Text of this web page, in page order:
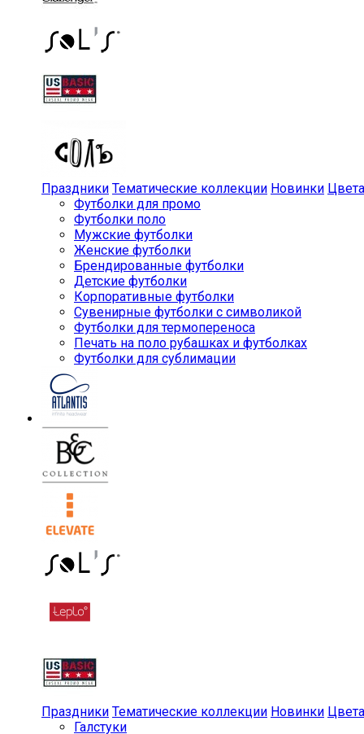
Праздники Тематические коллекции Новинки Цвета
Футболки для промо
Футболки поло
Мужские футболки
Женские футболки
Брендированные футболки
Детские футболки
Корпоративные футболки
Сувенирные футболки с символикой
Футболки для термопереноса
Печать на поло рубашках и футболках
Футболки для сублимации
Праздники Тематические коллекции Новинки Цвета
Галстуки